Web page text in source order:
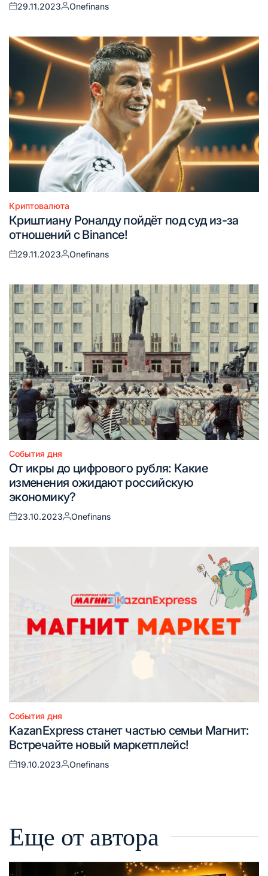
Опубликовано
29.11.2023
Запись
Onefinans
Опубликовано
в
Криптовалюта
Криштиану Роналду пойдёт под суд из-за
отношений с Binance!
Опубликовано
29.11.2023
Запись
Onefinans
Опубликовано
в
События дня
От икры до цифрового рубля: Какие
изменения ожидают российскую
экономику?
Опубликовано
23.10.2023
Запись
Onefinans
Опубликовано
в
События дня
KazanExpress станет частью семьи Магнит:
Встречайте новый маркетплейс!
Опубликовано
19.10.2023
Запись
Onefinans
Еще от автора